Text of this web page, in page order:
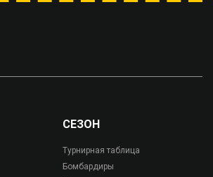
СЕЗОН
Турнирная таблица
Бомбардиры